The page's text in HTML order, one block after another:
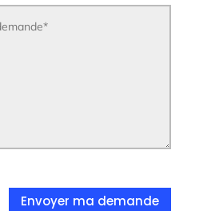
Envoyer ma demande